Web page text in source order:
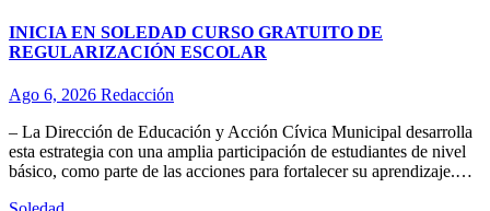
INICIA EN SOLEDAD CURSO GRATUITO DE
REGULARIZACIÓN ESCOLAR
Ago 6, 2026 Redacción
– La Dirección de Educación y Acción Cívica Municipal desarrolla
esta estrategia con una amplia participación de estudiantes de nivel
básico, como parte de las acciones para fortalecer su aprendizaje.…